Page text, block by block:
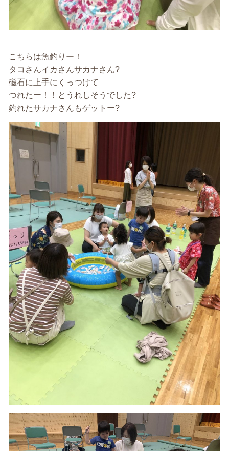
こちらは魚釣りー！
タコさんイカさんサカナさん?
磁石に上手にくっつけて
つれたー！！とうれしそうでした?
釣れたサカナさんもゲットー?